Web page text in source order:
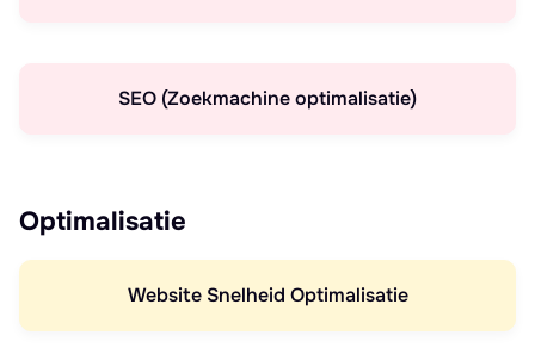
SEO (Zoekmachine optimalisatie)
Optimalisatie
Website Snelheid Optimalisatie